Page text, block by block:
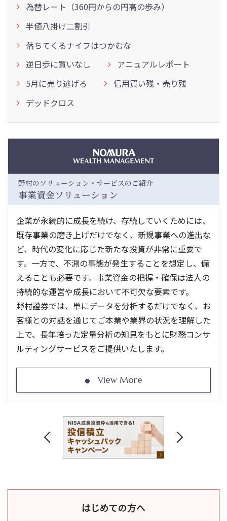
為替レート（360円からの円高の歩み）
半値八掛け二割引
落ちてくるナイフはつかむな
逆日歩に買いなし
アニュアルレポート
5月に売り逃げろ
信用買い残・売り残
デッドクロス
野村のソリューション・サービスのご紹介
事業資金ソリューション
企業が永続的に成長を続け、存続していくためには、
既存事業の磨き上げだけでなく、新規事業への進出な
ど、時代の変化に応じた新たな投資が非常に重要で
す。一方で、不測の事態が発生することを想定し、備
えることも必要です。事業資金の把握・確保は法人の
持続的な運営や成長において不可欠な要素です。
野村證券では、単にデータを分析するだけでなく、お
客様との対話を通じてご本業や業界の状況を理解した
上で、長年培った定量分析の知見をもとに財務コンサ
ルティングサービスをご提供いたします。
View More
はじめての方へ